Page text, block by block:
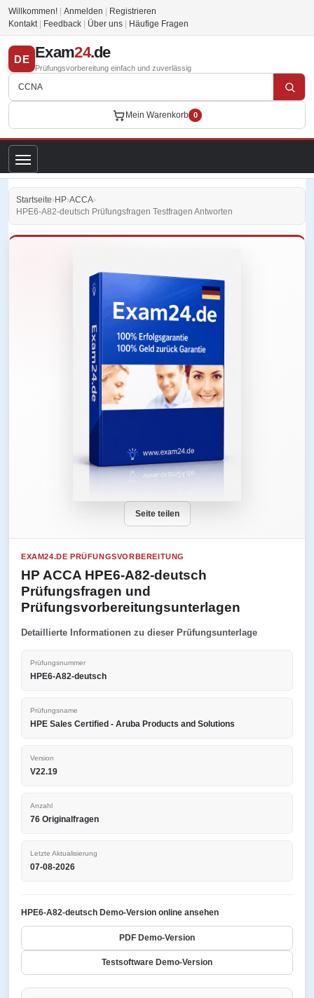
Willkommen! Anmelden
Registrieren
Kontakt
Feedback Über uns Häufige Fragen
DE Exam24.de
Prüfungsvorbereitung einfach und zuverlässig
Mein Warenkorb 0
Startseite›HP›ACCA›
HPE6-A82-deutsch Prüfungsfragen Testfragen Antworten
Seite teilen
EXAM24.DE PRÜFUNGSVORBEREITUNG
HP ACCA HPE6-A82-deutsch
Prüfungsfragen und
Prüfungsvorbereitungsunterlagen
Detaillierte Informationen zu dieser Prüfungsunterlage
Prüfungsnummer
HPE6-A82-deutsch
Prüfungsname
HPE Sales Certified - Aruba Products and Solutions
Version
V22.19
Anzahl
76 Originalfragen
Letzte Aktualisierung
07-08-2026
HPE6-A82-deutsch Demo-Version online ansehen
PDF Demo-Version
Testsoftware Demo-Version